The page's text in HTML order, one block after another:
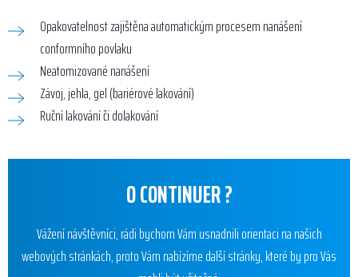
Opakovatelnost zajištěna automatickým procesem nanášení
conformního povlaku
Neatomizované nanášení
Závoj, jehla, gel (bariérové lakování)
Ruční lakování či dolakování
O CONTINUER ?
Vážení návštěvníci, rádi bychom Vám usnadnili orientaci na našich
webových stránkách, proto Vám nabízíme další stránky, které by pro Vás